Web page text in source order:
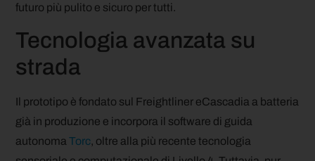
futuro più pulito e sicuro per tutti.
Tecnologia avanzata su
strada
Il prototipo è fondato sul Freightliner eCascadia a batteria
già in produzione e incorpora il software di guida
autonomaTorc, oltre alla più recente tecnologia